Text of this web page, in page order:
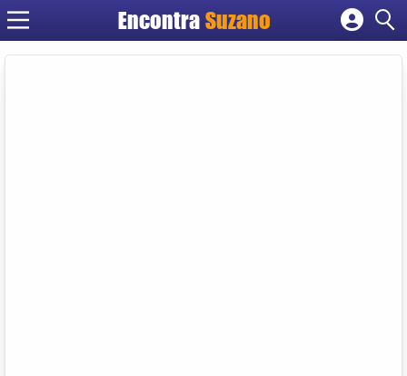
EncontraSuzano
Cadastrar empresa